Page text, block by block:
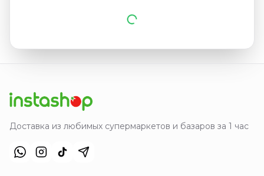
Доставка из любимых супермаркетов и базаров за 1 час